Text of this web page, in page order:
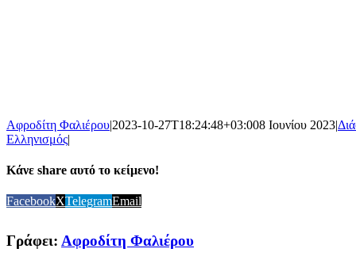
Αφροδίτη Φαλιέρου|2023-10-27T18:24:48+03:008 Ιουνίου 2023|
Ελληνισμός|
Κάνε share αυτό το κείμενο!
FacebookXTelegramEmail
Γράφει: Αφροδίτη Φαλιέρου